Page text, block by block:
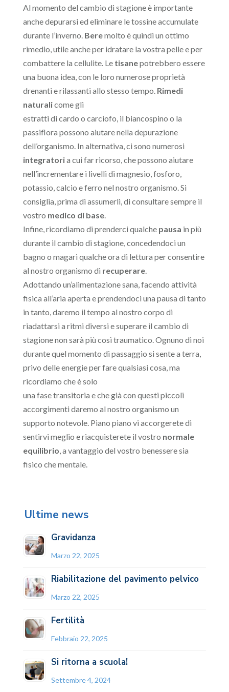
Al momento del cambio di stagione è importante
anche depurarsi ed eliminare le tossine accumulate
durante l’inverno. Beremolto è quindi un ottimo
rimedio, utile anche per idratare la vostra pelle e per
combattere la cellulite. Le tisanepotrebbero essere
una buona idea, con le loro numerose proprietà
drenanti e rilassanti allo stesso tempo. Rimedi
naturalicome gli
estratti di cardo o carciofo, il biancospino o la
passiflora possono aiutare nella depurazione
dell’organismo. In alternativa, ci sono numerosi
integratoria cui far ricorso, che possono aiutare
nell’incrementare i livelli di magnesio, fosforo,
potassio, calcio e ferro nel nostro organismo. Si
consiglia, prima di assumerli, di consultare sempre il
vostro medico di base.
Infine, ricordiamo di prenderci qualchepausa in più
durante il cambio di stagione, concedendoci un
bagno o magari qualche ora di lettura per consentire
al nostro organismo di recuperare.
Adottando un’alimentazione sana, facendo attività
fisica all’aria aperta e prendendoci una pausa di tanto
in tanto, daremo il tempo al nostro corpo di
riadattarsi a ritmi diversi e superare il cambio di
stagione non sarà più così traumatico. Ognuno di noi
durante quel momento di passaggio si sente a terra,
privo delle energie per fare qualsiasi cosa, ma
ricordiamo che è solo
una fase transitoria e che già con questi piccoli
accorgimenti daremo al nostro organismo un
supporto notevole. Piano piano vi accorgerete di
sentirvi meglio e riacquisterete il vostro normale
equilibrio, a vantaggio del vostro benessere sia
fisico che mentale.
Ultime news
Gravidanza
Marzo 22, 2025
Riabilitazione del pavimento pelvico
Marzo 22, 2025
Fertilità
Febbraio 22, 2025
Si ritorna a scuola!
Settembre 4, 2024